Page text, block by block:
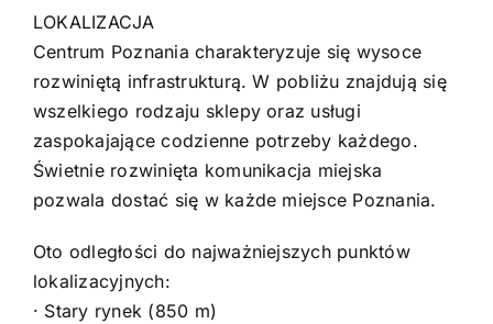
LOKALIZACJA
Centrum Poznania charakteryzuje się wysoce
rozwiniętą infrastrukturą. W pobliżu znajdują się
wszelkiego rodzaju sklepy oraz usługi
zaspokajające codzienne potrzeby każdego.
Świetnie rozwinięta komunikacja miejska
pozwala dostać się w każde miejsce Poznania.
Oto odległości do najważniejszych punktów
lokalizacyjnych:
· Stary rynek (850 m)